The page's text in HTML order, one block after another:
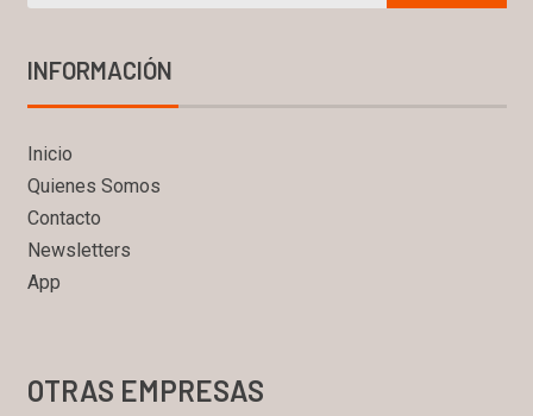
INFORMACIÓN
Inicio
Quienes Somos
Contacto
Newsletters
App
OTRAS EMPRESAS